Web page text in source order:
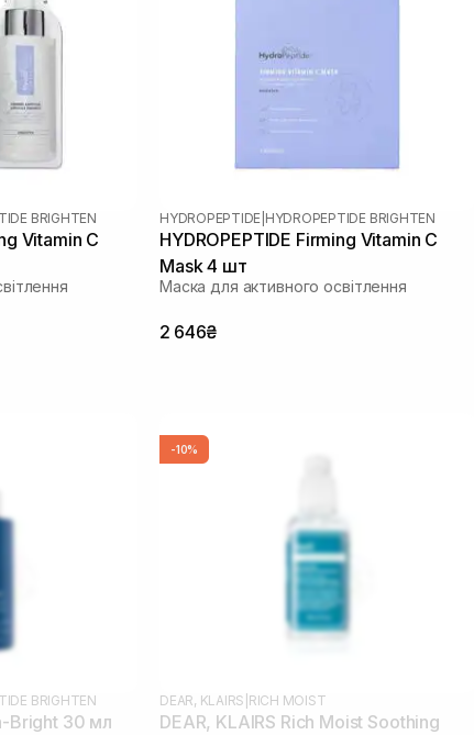
BRIGHTEN
Vitamin C
HYDROPEPTIDE HYDROPEPTIDE BRIGHTEN
HYDROPEPTIDE Firming Vitamin C
Mask 4 шт
Маска для активного освітлення
2 646₴
BRIGHTEN
Bright 30 мл
-10%
DEAR, KLAIRS RICH MOIST
DEAR, KLAIRS Rich Moist Soothing